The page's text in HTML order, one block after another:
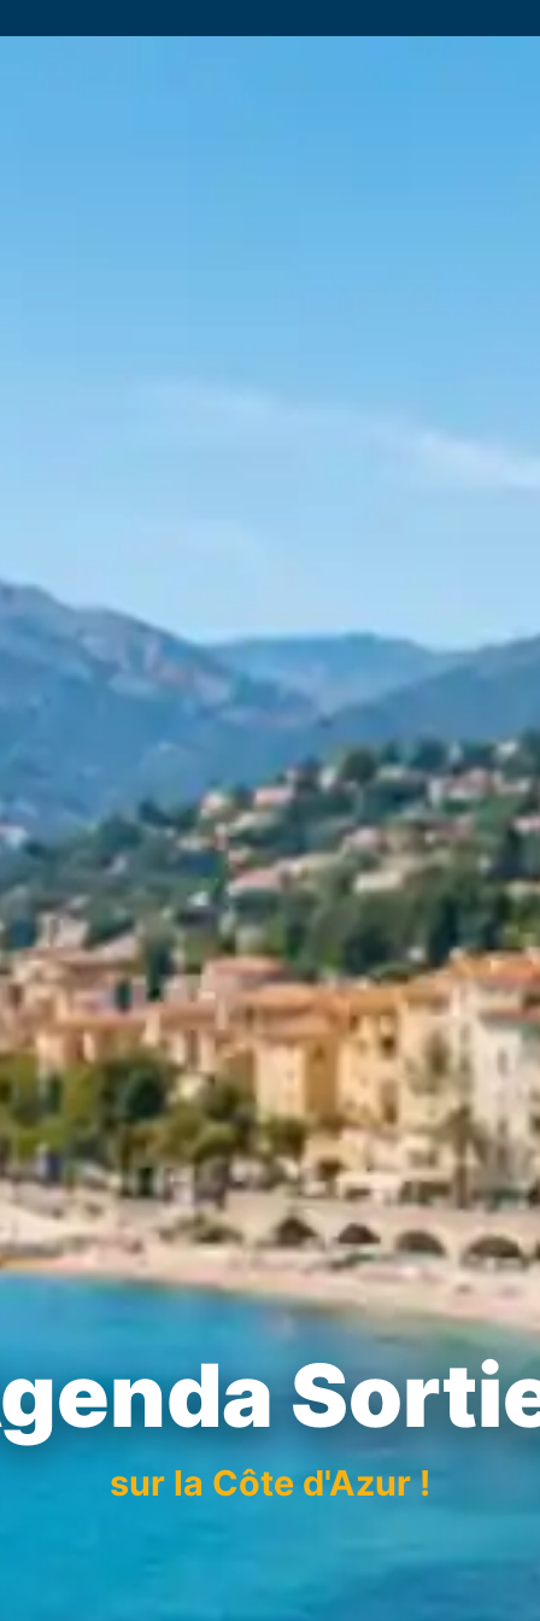
sur la Côte d'Azur !